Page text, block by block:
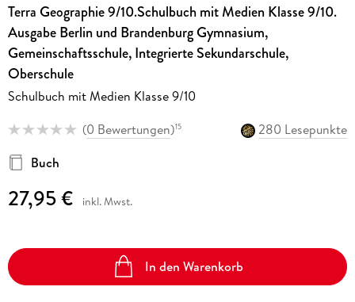
Terra Geographie 9/10.Schulbuch mit Medien Klasse 9/10.
Ausgabe Berlin und Brandenburg Gymnasium,
Gemeinschaftsschule, Integrierte Sekundarschule,
Oberschule
Schulbuch mit Medien Klasse 9/10
(0 Bewertungen)15
280 Lesepunkte
Buch
27,95 € inkl. Mwst.
In den Warenkorb